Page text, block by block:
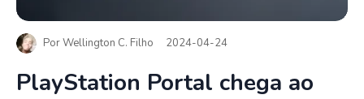
PorWellington C. Filho 2024-04-24
PlayStation Portal chega ao